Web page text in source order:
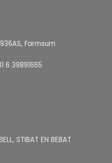
Farmsum
6 39891665
STIBAT EN BEBAT